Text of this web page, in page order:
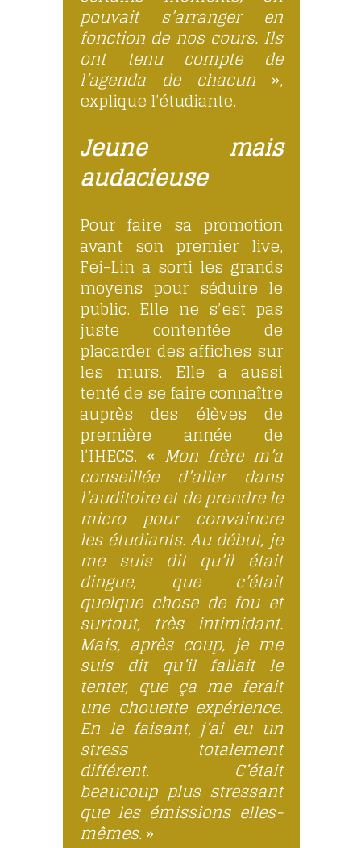
pouvait s’arranger en
fonction de nos cours. Ils
ont tenu compte de
l’agenda de chacun»,
explique l’étudiante.
Jeune mais
audacieuse
Pour faire sa promotion
avant son premier live,
Fei-Lin a sorti les grands
moyens pour séduire le
public. Elle ne s’est pas
juste contentée de
placarder des affiches sur
les murs. Elle a aussi
tenté de se faire connaître
auprès des élèves de
première année de
l’IHECS. « Mon frère m’a
conseillée d’aller dans
l’auditoire et de prendre le
micro pour convaincre
les étudiants. Au début, je
me suis dit qu’il était
dingue, que c’était
quelque chose de fou et
surtout, très intimidant.
Mais, après coup, je me
suis dit qu’il fallait le
tenter, que ça me ferait
une chouette expérience.
En le faisant, j’ai eu un
stress totalement
différent. C’était
beaucoup plus stressant
que les émissions elles-
mêmes.»